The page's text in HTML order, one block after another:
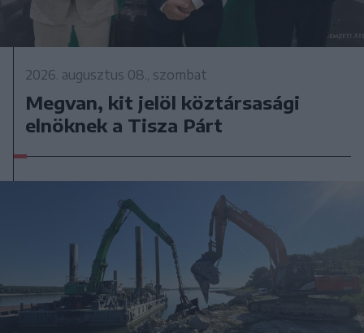
2026. augusztus 08., szombat
Megvan, kit jelöl köztársasági
elnöknek a Tisza Párt